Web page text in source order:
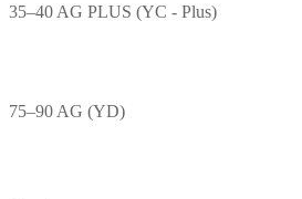
35–40 AG PLUS (YC - Plus)
75–90 AG (YD)